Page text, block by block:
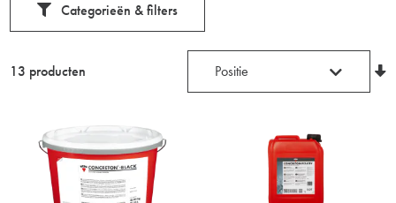
Categorieën & filters
13 producten